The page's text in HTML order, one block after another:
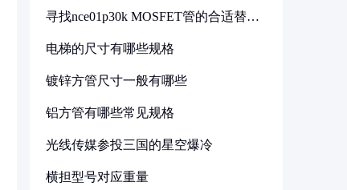
寻找nce01p30k MOSFET管的合适替代
电梯的尺寸有哪些规格
镀锌方管尺寸一般有哪些
铝方管有哪些常见规格
光线传媒参投三国的星空爆冷
横担型号对应重量